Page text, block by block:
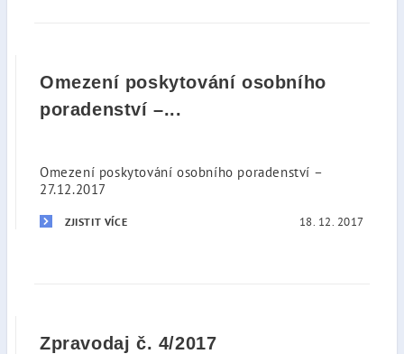
Omezení poskytování osobního
poradenství –...
Omezení poskytování osobního poradenství –
27.12.2017
ZJISTIT VÍCE 18. 12. 2017
Zpravodaj č. 4/2017